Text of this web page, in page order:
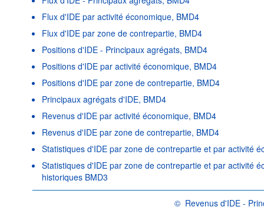
Flux d'IDE par activité économique, BMD4
Flux d'IDE par zone de contrepartie, BMD4
Positions d'IDE - Principaux agrégats, BMD4
Positions d'IDE par activité économique, BMD4
Positions d'IDE par zone de contrepartie, BMD4
Principaux agrégats d'IDE, BMD4
Revenus d'IDE par activité économique, BMD4
Revenus d'IDE par zone de contrepartie, BMD4
Statistiques d'IDE par zone de contrepartie et par activité
Statistiques d'IDE par zone de contrepartie et par activité
historiques BMD3
© Revenus d'IDE -